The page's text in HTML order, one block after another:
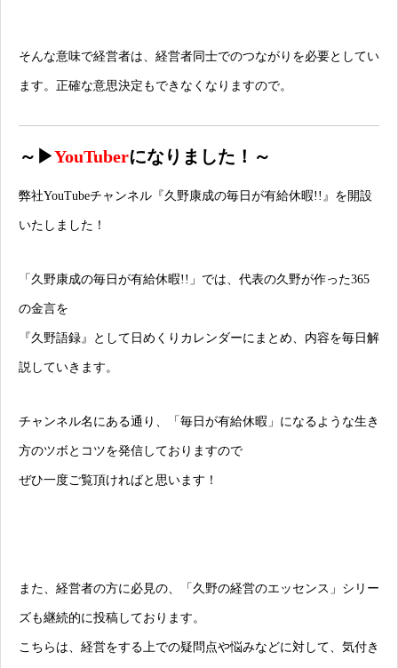
そんな意味で経営者は、経営者同士でのつながりを必要としてい
ます。正確な意思決定もできなくなりますので。
～▶YouTuberになりました！～
弊社YouTubeチャンネル 『久野康成の毎日が有給休暇!!』 を開設
いたしました！
「久野康成の毎日が有給休暇!!」では、代表の久野が作った365
の金言を
『久野語録』として日めくりカレンダーにまとめ、内容を毎日解
説していきます。
チャンネル名にある通り、「毎日が有給休暇」になるような生き
方のツボとコツを発信しておりますので
ぜひ一度ご覧頂ければと思います！
また、経営者の方に必見の、「久野の経営のエッセンス」シリー
ズも継続的に投稿しております。
こちらは、経営をする上での疑問点や悩みなどに対して、気付き